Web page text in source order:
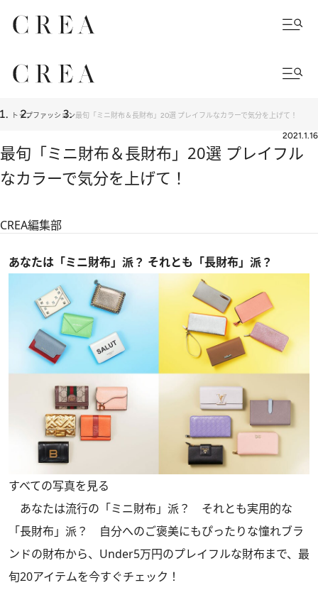
トップファッション最旬「ミニ財布＆長財布」20選 プレイフルなカラーで気分を上げて！
2021.1.16
最旬「ミニ財布＆長財布」20選 プレイフル
なカラーで気分を上げて！
CREA編集部
あなたは「ミニ財布」派？ それとも「長財布」派？
すべての写真を見る
あなたは流行の「ミニ財布」派？ それとも実用的な
「長財布」派？ 自分へのご褒美にもぴったりな憧れブラ
ンドの財布から、Under5万円のプレイフルな財布まで、最
旬20アイテムを今すぐチェック！